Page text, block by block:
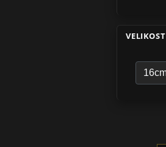
VELIKOST